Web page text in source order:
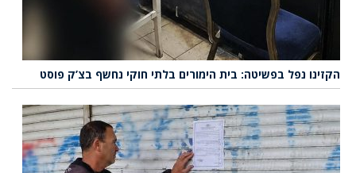
הקזינו נפל בפשיטה: בית הימורים בלתי חוקי נחשף בצ’ק פוסט